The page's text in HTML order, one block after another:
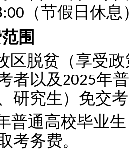
（节假日休息
围
区脱贫（享受
者以及 2025年
研究生）免交
普通高校毕业
考务费。